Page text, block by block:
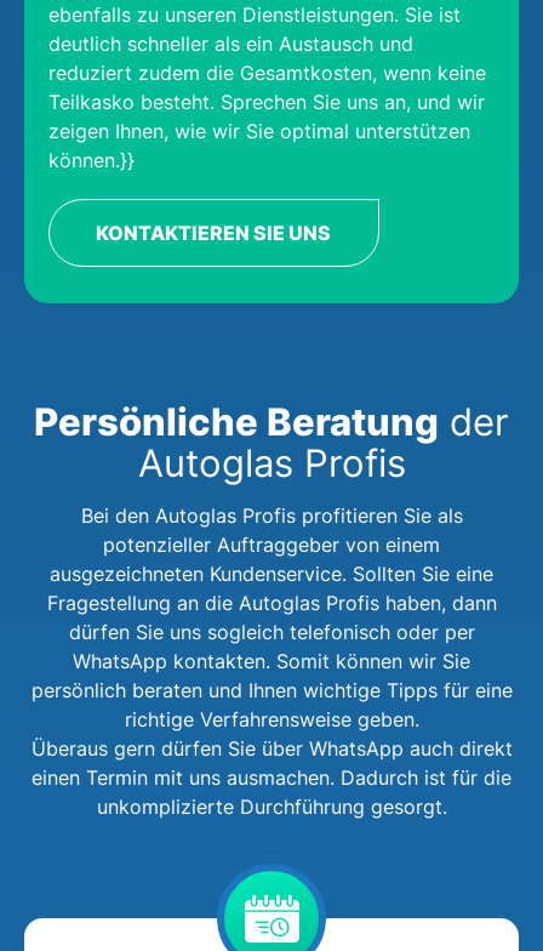
ebenfalls zu unseren Dienstleistungen. Sie ist
deutlich schneller als ein Austausch und
reduziert zudem die Gesamtkosten, wenn keine
Teilkasko besteht. Sprechen Sie uns an, und wir
zeigen Ihnen, wie wir Sie optimal unterstützen
können.}}
KONTAKTIEREN SIE UNS
Persönliche Beratung der
Autoglas Profis
Bei den Autoglas Profis profitieren Sie als
potenzieller Auftraggeber von einem
ausgezeichneten Kundenservice. Sollten Sie eine
Fragestellung an die Autoglas Profis haben, dann
dürfen Sie uns sogleich telefonisch oder per
WhatsApp kontakten. Somit können wir Sie
persönlich beraten und Ihnen wichtige Tipps für eine
richtige Verfahrensweise geben.
Überaus gern dürfen Sie über WhatsApp auch direkt
einen Termin mit uns ausmachen. Dadurch ist für die
unkomplizierte Durchführung gesorgt.